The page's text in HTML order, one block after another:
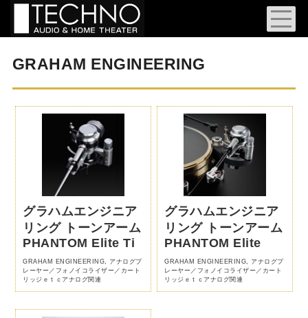
GRAHAM ENGINEERING
グラハムエンジニア
リング トーンアーム
PHANTOM Elite Ti
GRAHAM ENGINEERING, アナログプ
レーヤー／フォノイコライザー／カート
リッジｅｔｃアナログ関連
グラハムエンジニア
リング トーンアーム
PHANTOM Elite
GRAHAM ENGINEERING, アナログプ
レーヤー／フォノイコライザー／カート
リッジｅｔｃアナログ関連